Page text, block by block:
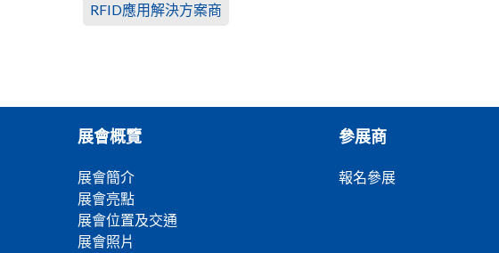
RFID應用解決方案商
展會概覽
展會簡介
展會亮點
展會位置及交通
展會照片
參展商
報名參展